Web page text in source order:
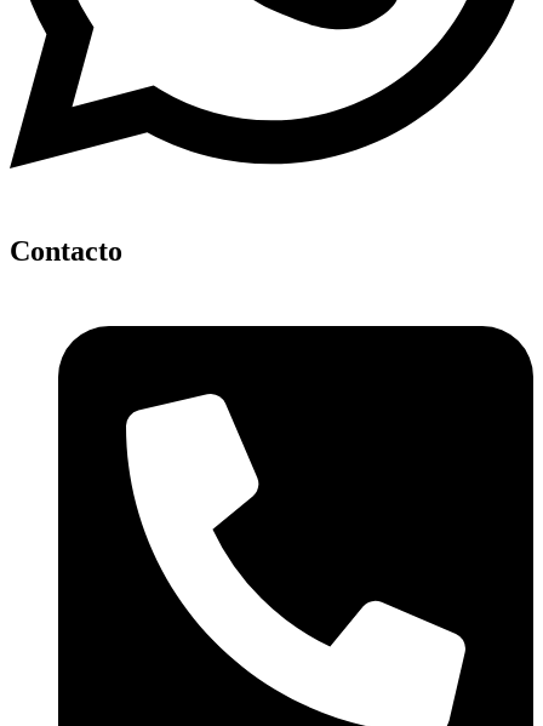
Contacto